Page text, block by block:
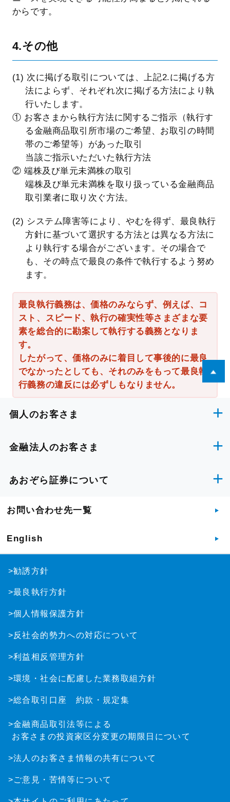
からです。
4.その他
(1) 次に掲げる取引については、上記2.に掲げる方
法によらず、それぞれ次に掲げる方法により執
行いたします。
① お客さまから執行方法に関するご指示（執行す
る金融商品取引所市場のご希望、お取引の時間
帯のご希望等）があった取引
当該ご指示いただいた執行方法
② 端株及び単元未満株の取引
端株及び単元未満株を取り扱っている金融商品
取引業者に取り次ぐ方法。
(2) システム障害等により、やむを得ず、最良執行
方針に基づいて選択する方法とは異なる方法に
より執行する場合がございます。その場合で
も、その時点で最良の条件で執行するよう努め
ます。
最良執行義務は、価格のみならず、例えば、コ
スト、スピード、執行の確実性等さまざまな要
素を総合的に勘案して執行する義務となりま
す。
したがって、価格のみに着目して事後的に最良
でなかったとしても、それのみをもって最良執
行義務の違反には必ずしもなりません。
個人のお客さま
金融法人のお客さま
あおぞら証券について
お問い合わせ先一覧
English
>勧誘方針
>最良執行方針
>個人情報保護方針
>反社会的勢力への対応について
>利益相反管理方針
>環境・社会に配慮した業務取組方針
>総合取引口座 約款・規定集
>金融商品取引法等による
お客さまの投資家区分変更の期限日について
>法人のお客さま情報の共有について
>ご意見・苦情等について